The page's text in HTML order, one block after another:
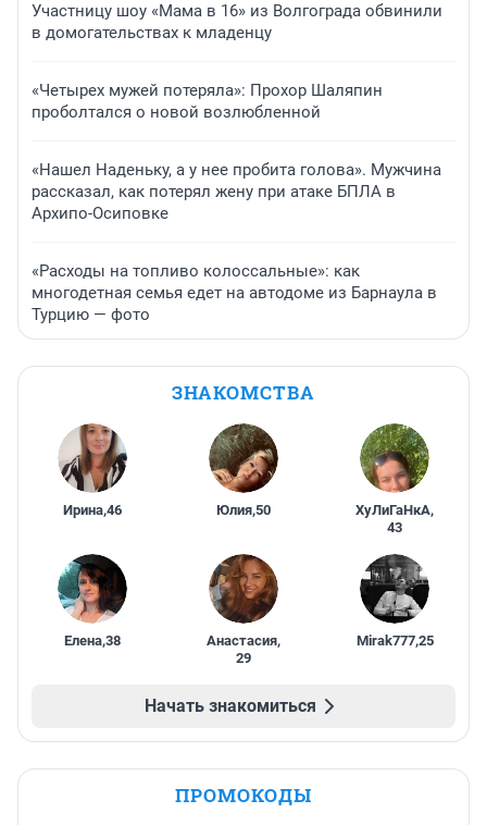
Участницу шоу «Мама в 16» из Волгограда обвинили
в домогательствах к младенцу
«Четырех мужей потеряла»: Прохор Шаляпин
проболтался о новой возлюбленной
«Нашел Наденьку, а у нее пробита голова». Мужчина
рассказал, как потерял жену при атаке БПЛА в
Архипо-Осиповке
«Расходы на топливо колоссальные»: как
многодетная семья едет на автодоме из Барнаула в
Турцию — фото
ЗНАКОМСТВА
Ирина,46 Юлия,50 ХуЛиГаНкА,
43
Елена,38 Анастасия,
29
Mirak777,25
Начать знакомиться
ПРОМОКОДЫ